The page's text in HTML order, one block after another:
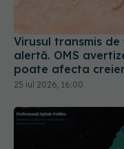
Virusul transmis
poate afecta
25 iul 2026, 16:00